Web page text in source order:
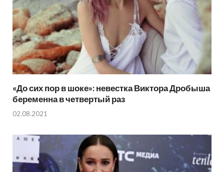
«До сих пор в шоке»: невестка Виктора Дробыша
беременна в четвертый раз
02.08.2021